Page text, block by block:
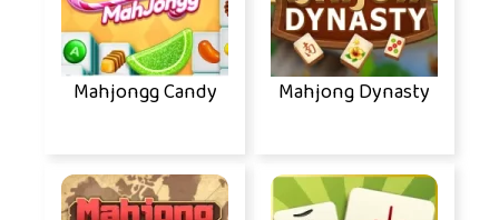
Mahjongg Candy Mahjong Dynasty